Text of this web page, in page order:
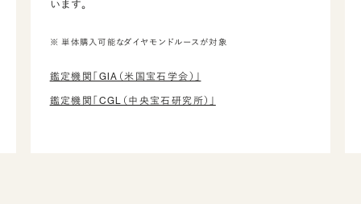
います。
※ 単体購入可能なダイヤモンドルースが対象
鑑定機関「GIA（米国宝石学会）」
鑑定機関「CGL（中央宝石研究所）」